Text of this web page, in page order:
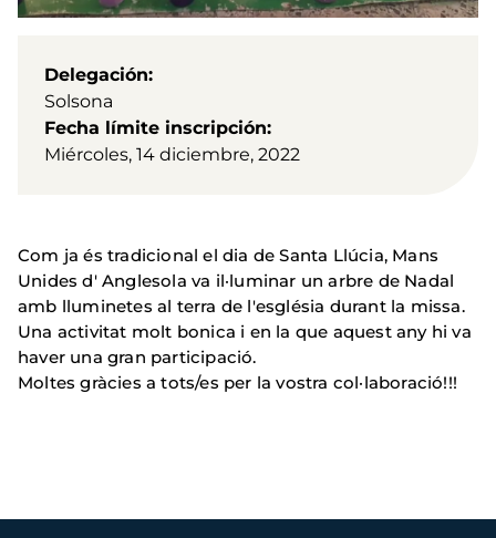
Delegación
Solsona
Fecha límite inscripción
Miércoles, 14 diciembre, 2022
Com ja és tradicional el dia de Santa Llúcia, Mans
Unides d' Anglesola va il·luminar un arbre de Nadal
amb lluminetes al terra de l'església durant la missa.
Una activitat molt bonica i en la que aquest any hi va
haver una gran participació.
Moltes gràcies a tots/es per la vostra col·laboració!!!